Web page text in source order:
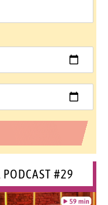
PODCAST #29